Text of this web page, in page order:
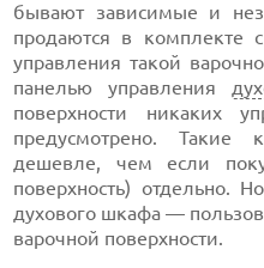
бывают зависимые и
продаются в комплекте
управления такой
панелью управления
поверхности никаких
предусмотрено. Такие
дешевле, чем если
поверхность) отдельно.
духового шкафа —
варочной поверхности.